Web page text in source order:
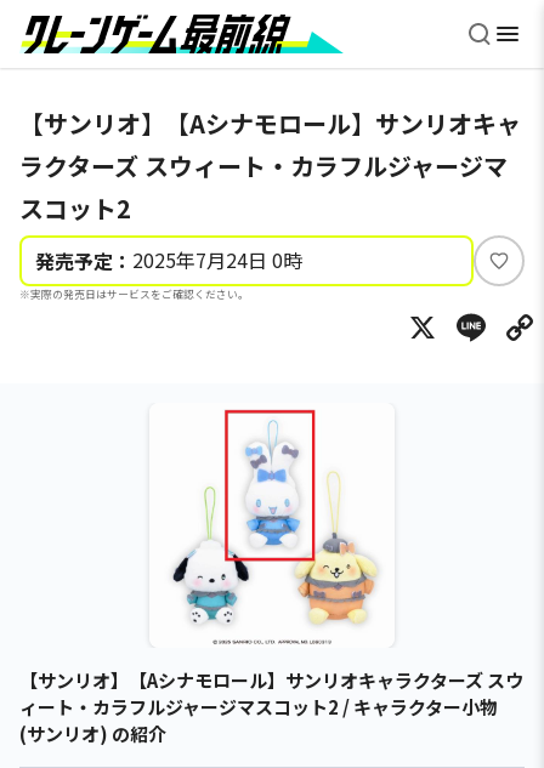
【サンリオ】【Aシナモロール】サンリオキャ
ラクターズ スウィート・カラフルジャージマ
スコット2
発売予定： 2025年7月24日 0時
※実際の発売日はサービスをご確認ください。
い
ね
X
【サンリオ】【Aシナモロール】サンリオキャラクターズ スウ
ィート・カラフルジャージマスコット2 / キャラクター小物
(サンリオ) の紹介